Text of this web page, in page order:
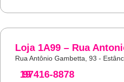
Loja 1A99 – Rua
Rua Antônio Gambetta, 93 -
19
97416-8878